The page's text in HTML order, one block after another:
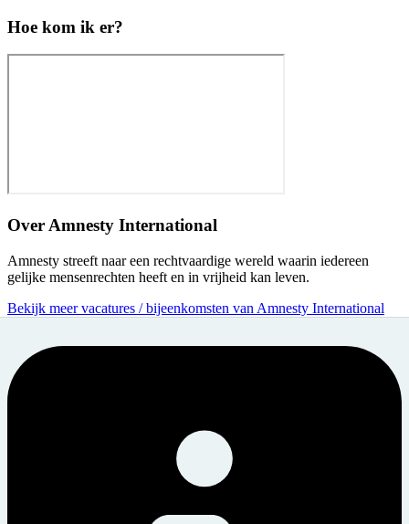
Hoe kom ik er?
Over Amnesty International
Amnesty streeft naar een rechtvaardige wereld waarin iedereen
gelijke mensenrechten heeft en in vrijheid kan leven.
Bekijk meer vacatures / bijeenkomsten van Amnesty International